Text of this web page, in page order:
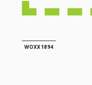
WOXX1894